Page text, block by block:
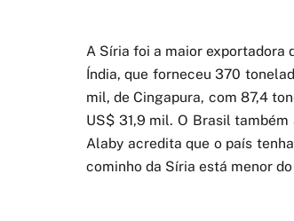
A Síria foi a maior exportadora
Índia, que forneceu 370
mil, de Cingapura, com 87,4
US$ 31,9 mil. O Brasil
Alaby acredita que o país
cominho da Síria está menor